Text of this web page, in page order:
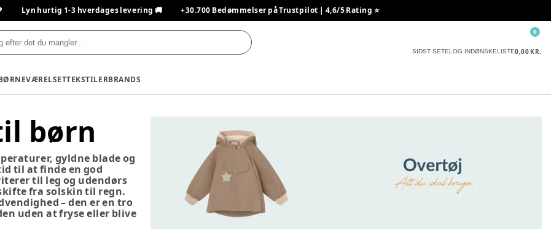
Lyn hurtig 1-3 hverdages levering 🚚 +30.700 Bedømmelser på Trustpilot | 4,6/5 Rating ⭐️
SIDST SETELOG INDØNSKELISTE0,00 KR.
0
TEKSTILERBRANDS
børn
gyldne blade og
til at finde en god
til leg og udendørs
fra solskin til regn.
– den er en tro
uden at fryse eller blive